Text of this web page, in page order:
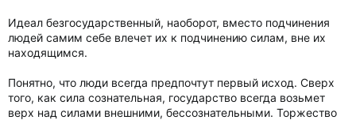
Идеал безгосударственный, наоборот, вместо подчинения
людей самим себе влечет их к подчинению силам, вне их
находящимся.
Понятно, что люди всегда предпочтут первый исход. Сверх
того, как сила сознательная, государство всегда возьмет
верх над силами внешними, бессознательными. Торжество